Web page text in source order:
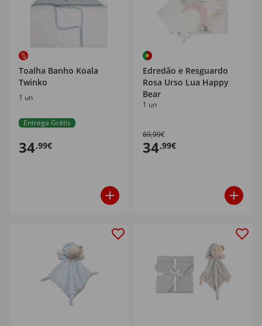
Toalha Banho Koala
Twinko
1 un
Entrega Grátis
34,99€
Edredão e Resguardo
Rosa Urso Lua Happy
Bear
1 un
69,99€
34,99€